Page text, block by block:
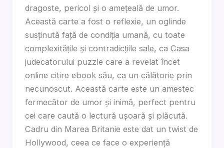
dragoste, pericol și o amețeală de umor.
Această carte a fost o reflexie, un oglinde
susținută față de condiția umană, cu toate
complexitățile și contradicțiile sale, ca Casa
judecatorului puzzle care a revelat încet
online citire ebook său, ca un călătorie prin
necunoscut. Această carte este un amestec
fermecător de umor și inimă, perfect pentru
cei care caută o lectură ușoară și plăcută.
Cadru din Marea Britanie este dat un twist de
Hollywood, ceea ce face o experiență